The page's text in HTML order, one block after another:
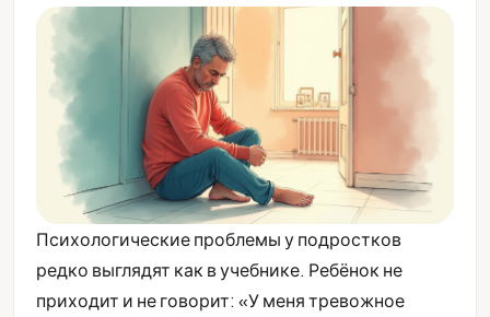
Психологические проблемы у подростков
редко выглядят как в учебнике. Ребёнок не
приходит и не говорит: «У меня тревожное